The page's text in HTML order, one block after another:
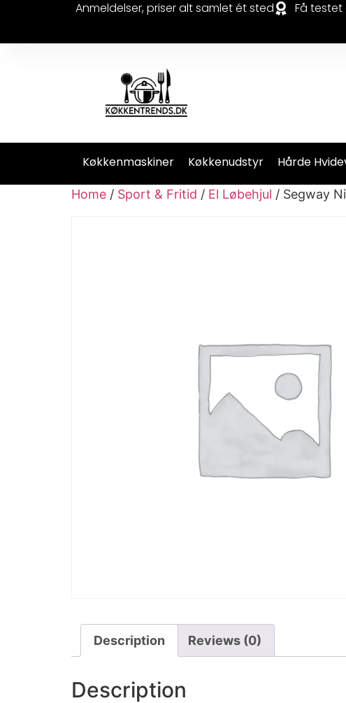
Anmeldelser, priser alt samlet ét sted Få
Køkkenmaskiner Køkkenudstyr Hårde
Home / Sport & Fritid / El Løbehjul / Segway
Description Reviews (0)
Description